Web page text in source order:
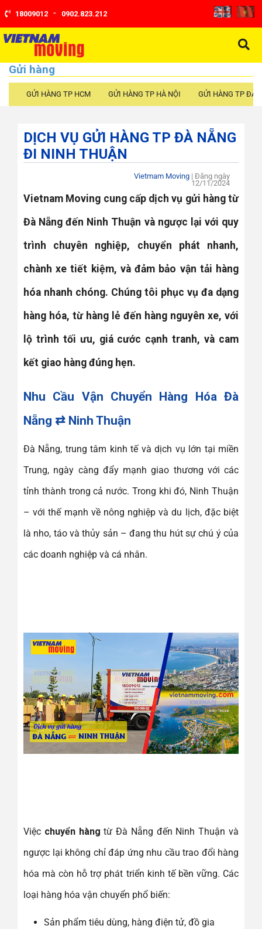
18009012 - 0902.823.212
Gửi hàng
GỬI HÀNG TP HCM GỬI HÀNG TP HÀ NỘI GỬI HÀNG TP ĐÀ
DỊCH VỤ GỬI HÀNG TP ĐÀ NẴNG
ĐI NINH THUẬN
Vietmam Moving| Đăng ngày
12/11/2024
Vietnam Moving cung cấp dịch vụ gửi hàng từ
Đà Nẵng đến Ninh Thuận và ngược lại với quy
trình chuyên nghiệp, chuyển phát nhanh,
chành xe tiết kiệm, và đảm bảo vận tải hàng
hóa nhanh chóng. Chúng tôi phục vụ đa dạng
hàng hóa, từ hàng lẻ đến hàng nguyên xe, với
lộ trình tối ưu, giá cước cạnh tranh, và cam
kết giao hàng đúng hẹn.
Nhu Cầu Vận Chuyển Hàng Hóa Đà
Nẵng ⇄ Ninh Thuận
Đà Nẵng, trung tâm kinh tế và dịch vụ lớn tại miền
Trung, ngày càng đẩy mạnh giao thương với các
tỉnh thành trong cả nước. Trong khi đó, Ninh Thuận
– với thế mạnh về nông nghiệp và du lịch, đặc biệt
là nho, táo và thủy sản – đang thu hút sự chú ý của
các doanh nghiệp và cá nhân.
Việc chuyển hàng từ Đà Nẵng đến Ninh Thuận và
ngược lại không chỉ đáp ứng nhu cầu trao đổi hàng
hóa mà còn hỗ trợ phát triển kinh tế bền vững. Các
loại hàng hóa vận chuyển phổ biến:
Sản phẩm tiêu dùng, hàng điện tử, đồ gia